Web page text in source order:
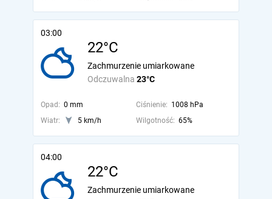
03:00
22°C
Odczuwalna 23°C
Zachmurzenie umiarkowane
Opad: 0 mm Ciśnienie: 1008 hPa
Wiatr:
5 km/h Wilgotność: 65%
04:00
22°C
Zachmurzenie umiarkowane